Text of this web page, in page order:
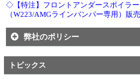
◇【特注】フロントアンダースポイラー
（W223/AMGラインバンパー専用）販
弊社のポリシー
トピックス